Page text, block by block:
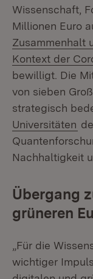
Wissenschaft,
Millionen Euro
Zusammenhalt
Kontext der
bewilligt. Die
von sieben
strategisch
Universitäten
Nachhaltigkeit
Übergang
grüneren
„Für die
wichtiger